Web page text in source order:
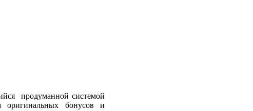
продуманной системой
оригинальных бонусов и